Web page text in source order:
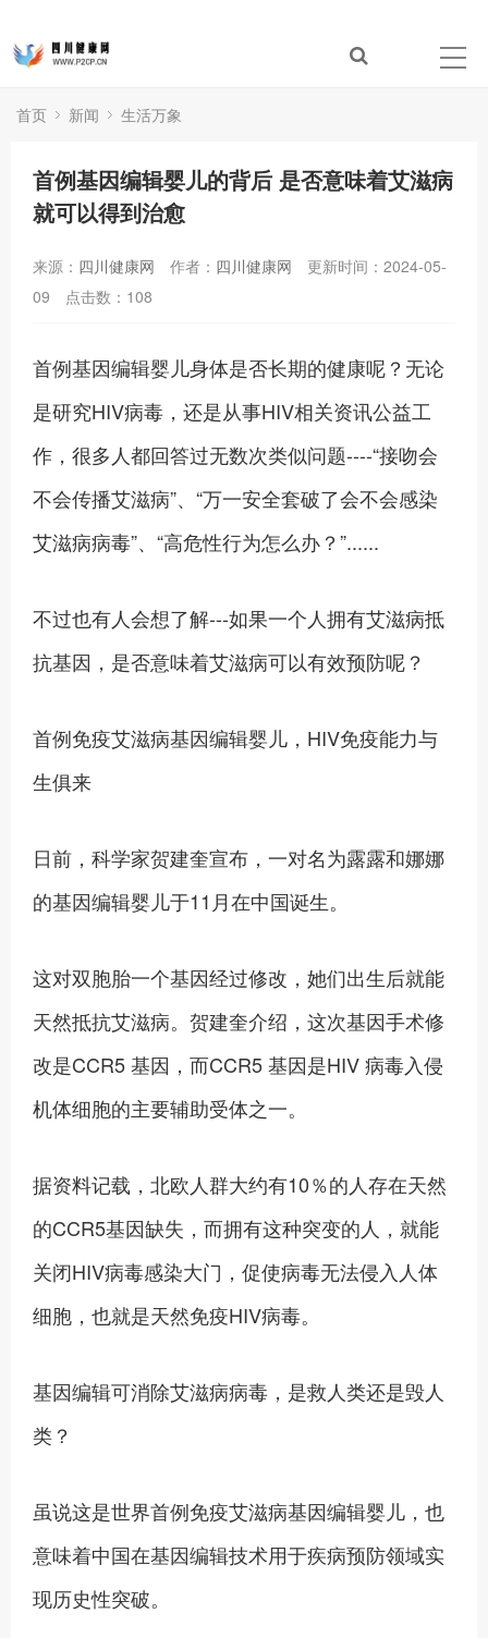
首页 新闻 生活万象
首例基因编辑婴儿的背后 是否意味着艾滋病
就可以得到治愈
来源： 四川健康网 作者： 四川健康网
更新时间：2024-05-
09
点击数： 108
首例基因编辑婴儿身体是否长期的健康呢？无论
是研究HIV病毒，还是从事HIV相关资讯公益工
作，很多人都回答过无数次类似问题----“接吻会
不会传播艾滋病”、“万一安全套破了会不会感染
艾滋病病毒”、“高危性行为怎么办？”......
不过也有人会想了解---如果一个人拥有艾滋病抵
抗基因，是否意味着艾滋病可以有效预防呢？
首例免疫艾滋病基因编辑婴儿，HIV免疫能力与
生俱来
日前，科学家贺建奎宣布，一对名为露露和娜娜
的基因编辑婴儿于11月在中国诞生。
这对双胞胎一个基因经过修改，她们出生后就能
天然抵抗艾滋病。贺建奎介绍，这次基因手术修
改是CCR5 基因，而CCR5 基因是HIV 病毒入侵
机体细胞的主要辅助受体之一。
据资料记载，北欧人群大约有10％的人存在天然
的CCR5基因缺失，而拥有这种突变的人，就能
关闭HIV病毒感染大门，促使病毒无法侵入人体
细胞，也就是天然免疫HIV病毒。
基因编辑可消除艾滋病病毒，是救人类还是毁人
类？
虽说这是世界首例免疫艾滋病基因编辑婴儿，也
意味着中国在基因编辑技术用于疾病预防领域实
现历史性突破。